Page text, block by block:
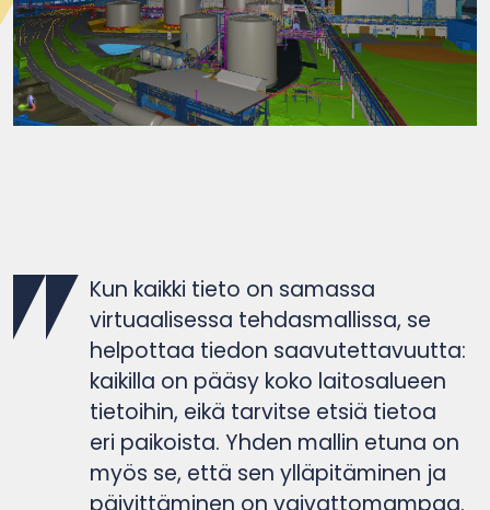
Kun kaikki tieto on samassa
virtuaalisessa tehdasmallissa, se
helpottaa tiedon saavutettavuutta:
kaikilla on pääsy koko laitosalueen
tietoihin, eikä tarvitse etsiä tietoa
eri paikoista. Yhden mallin etuna on
myös se, että sen ylläpitäminen ja
päivittäminen on vaivattomampaa.